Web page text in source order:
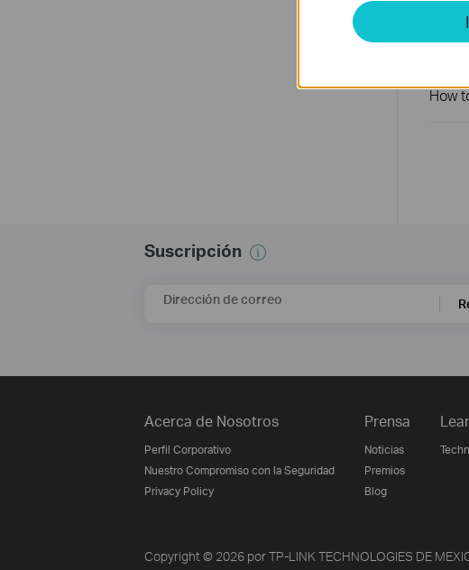
How
How
Suscripción
Dirección de correo
Acerca de Nosotros
Perfil Corporativo
Nuestro Compromiso con la Seguridad
Privacy Policy
Prensa
Noticias
Premios
Blog
Copyright © 2026 por TP-LINK TECHNOLOGIES DE